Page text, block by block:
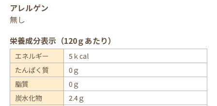
アレルゲン
無し
栄養成分表示（120ｇあたり）
エネルギー
5ｋcal
たんぱく質
0ｇ
脂質
0ｇ
炭水化物
2.4ｇ